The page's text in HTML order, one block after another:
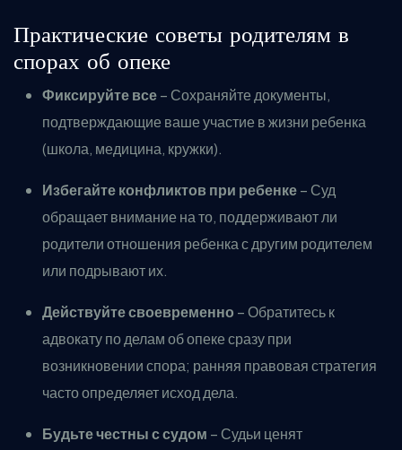
Практические советы родителям в
спорах об опеке
Фиксируйте все– Сохраняйте документы,
подтверждающие ваше участие в жизни ребенка
(школа, медицина, кружки).
Избегайте конфликтов при ребенке– Суд
обращает внимание на то, поддерживают ли
родители отношения ребенка с другим родителем
или подрывают их.
Действуйте своевременно – Обратитесь к
адвокату по делам об опеке сразу при
возникновении спора; ранняя правовая стратегия
часто определяет исход дела.
Будьте честны с судом – Судьи ценят